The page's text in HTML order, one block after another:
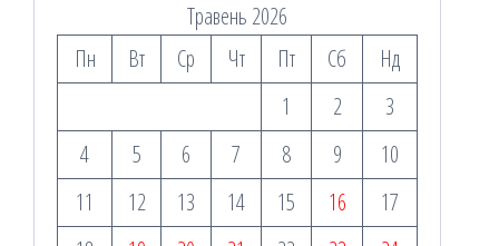
Травень 2026
Пн
Вт Ср Чт Пт Сб
Нд
1
2
3
4
5 6 7 8 9
10
11
12 13 14 15 16
17